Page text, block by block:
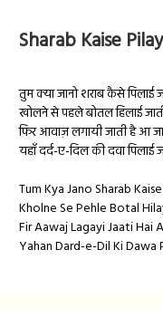
Sharab Kaise
तुम क्या जानो शराब कैसे पिलाई
खोलने से पहले बोतल हिलाई
फिर आवाज़ लगायी जाती है आ
यहाँ दर्द-ए-दिल की दवा पिलाई
Tum Kya Jano Sharab
Kholne Se Pehle Botal
Fir Aawaj Lagayi Jaati Hai
Yahan Dard-e-Dil Ki Dawa